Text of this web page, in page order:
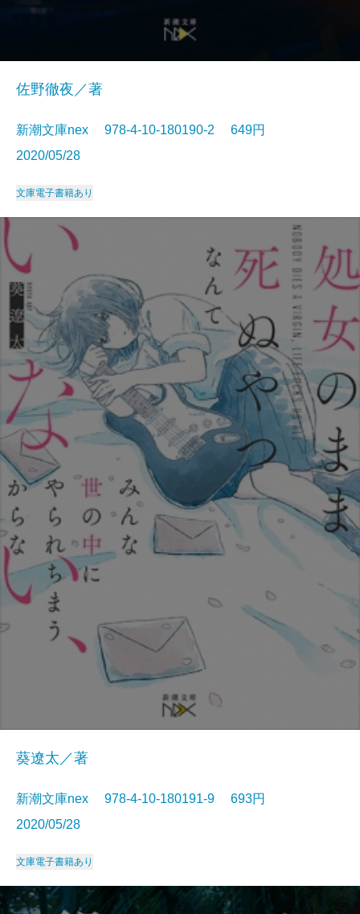
佐野徹夜／著
新潮文庫nex 978-4-10-180190-2 649円
2020/05/28
文庫電子書籍あり
葵遼太／著
新潮文庫nex 978-4-10-180191-9 693円
2020/05/28
文庫電子書籍あり